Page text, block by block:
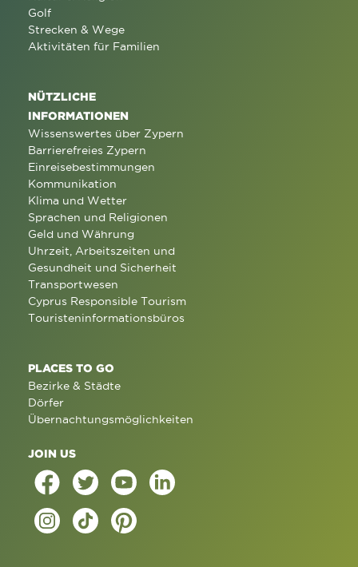
Golf
Strecken & Wege
Aktivitäten für Familien
NÜTZLICHE
INFORMATIONEN
Wissenswertes über Zypern
Barrierefreies Zypern
Einreisebestimmungen
Kommunikation
Klima und Wetter
Sprachen und Religionen
Geld und Währung
Uhrzeit, Arbeitszeiten und
Gesundheit und Sicherheit
Transportwesen
Cyprus Responsible Tourism
Touristeninformationsbüros
PLACES TO GO
Bezirke & Städte
Dörfer
Übernachtungsmöglichkeiten
JOIN US